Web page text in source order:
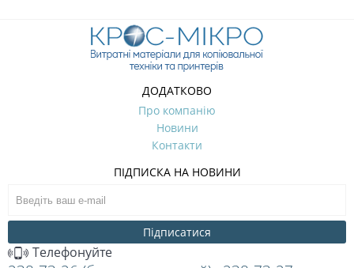
ДОДАТКОВО
Про компанію
Новини
Контакти
ПІДПИСКА НА НОВИНИ
Підписатися
Телефонуйте